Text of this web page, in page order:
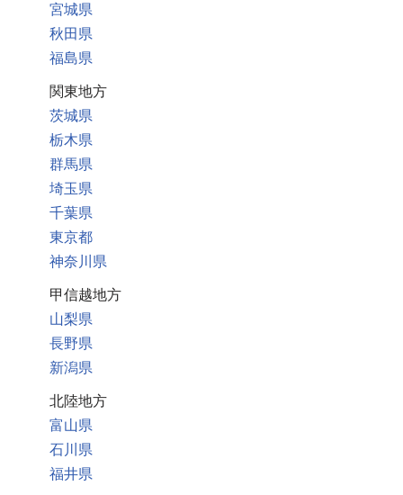
宮城県
秋田県
福島県
関東地方
茨城県
栃木県
群馬県
埼玉県
千葉県
東京都
神奈川県
甲信越地方
山梨県
長野県
新潟県
北陸地方
富山県
石川県
福井県